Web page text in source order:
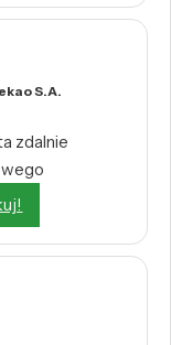
S.A.
zdalnie